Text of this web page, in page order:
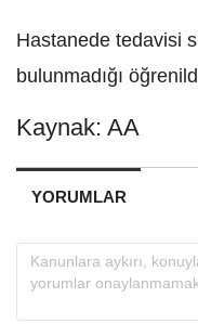
Hastanede tedavisi
bulunmadığı
Kaynak: AA
YORUMLAR